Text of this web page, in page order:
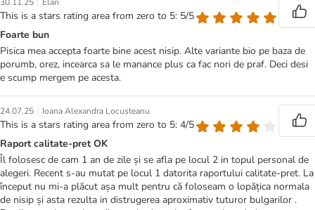
This is a stars rating area from zero to 5: 5/5
Foarte bun
Pisica mea accepta foarte bine acest nisip. Alte variante bio pe baza de
porumb, orez, incearca sa le manance plus ca fac nori de praf. Deci desi
e scump mergem pe acesta.
24.07.25 | Ioana Alexandra Locusteanu
This is a stars rating area from zero to 5: 4/5
Raport calitate-pret OK
Îl folosesc de cam 1 an de zile și se afla pe locul 2 in topul personal de
alegeri. Recent s-au mutat pe locul 1 datorita raportului calitate-pret. La
început nu mi-a plăcut așa mult pentru că foloseam o lopățica normala
de nisip și asta rezulta in distrugerea aproximativ tuturor bulgarilor .